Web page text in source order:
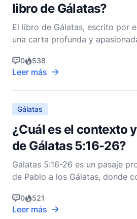
libro de Gálatas?
El libro de Gálatas, escrito por
una carta profunda y
En su núcleo, Gálatas comunica
justificación por la fe y la
tienen en Cristo. Esta epístola
0 538
Leer más
Gálatas
¿Cuál es el contexto
de Gálatas 5:16-26?
Gálatas 5:16-26 es un pasaje
de Pablo a los Gálatas, donde
comprender completamente su
significado, necesitamos
0 521
Leer más